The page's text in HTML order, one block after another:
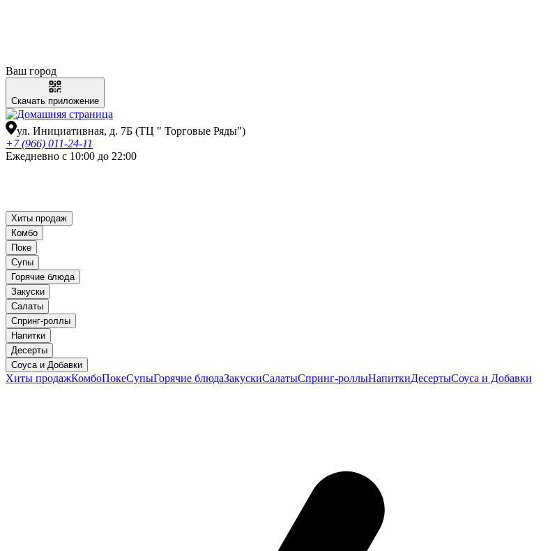
Ваш город
Скачать приложение
ул. Инициативная, д. 7Б (ТЦ " Торговые Ряды")
+7 (966) 011-24-11
Ежедневно с 10:00 до 22:00
Хиты продаж
Комбо
Поке
Супы
Горячие блюда
Закуски
Салаты
Спринг-роллы
Напитки
Десерты
Соуса и Добавки
Хиты продажКомбоПокеСупыГорячие блюдаЗакускиСалатыСпринг-роллыНапиткиДесертыСоуса и Добавки